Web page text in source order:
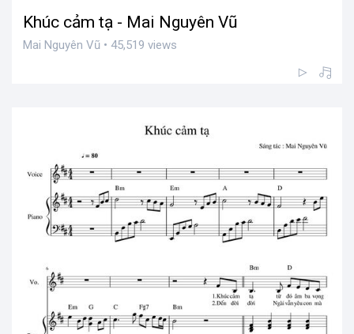
Khúc cảm tạ - Mai Nguyên Vũ
Mai Nguyên Vũ • 45,519 views